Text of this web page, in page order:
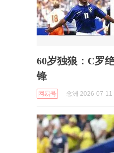
60岁独狼：C罗
锋
网易号 念洲 2026-07-11